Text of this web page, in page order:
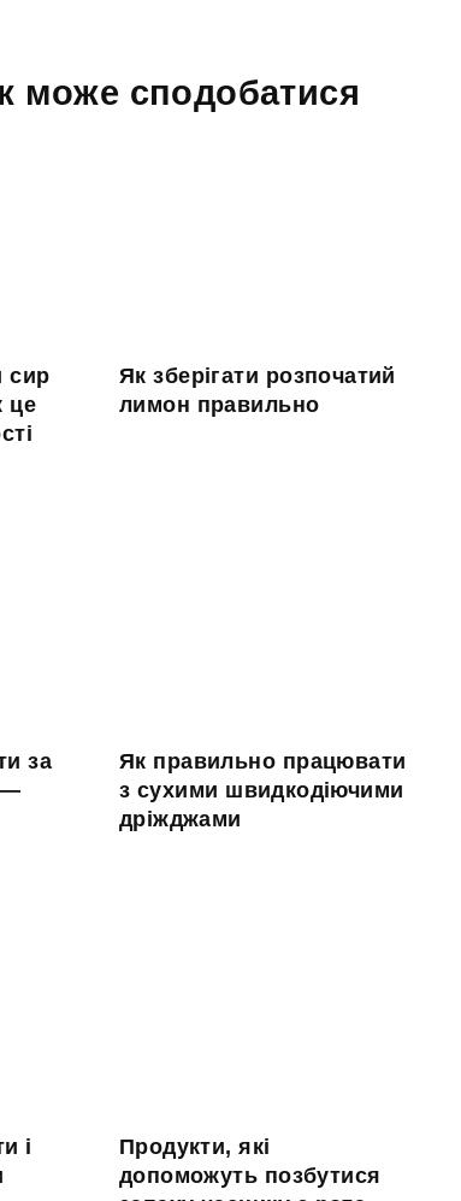
може сподобатися
сир
це
Як зберігати розпочатий
лимон правильно
за
—
Як правильно працювати
з сухими швидкодіючими
дріжджами
і
Продукти, які
допоможуть позбутися